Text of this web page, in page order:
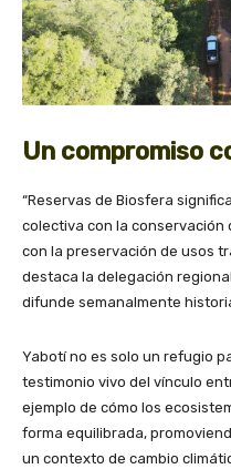
Un compromiso
“Reservas de Biosfera
colectiva con la conservación
con la preservación de usos
destaca la delegación
difunde semanalmente
Yabotí no es solo un refugio
testimonio vivo del vínculo
ejemplo de cómo los
forma equilibrada,
un contexto de cambio